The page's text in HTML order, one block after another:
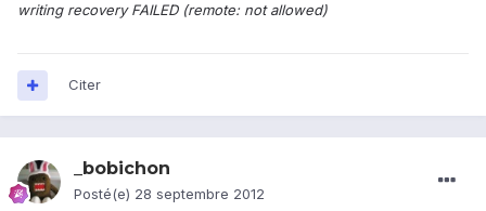
writing recovery FAILED (remote: not allowed)
Citer
_bobichon
Posté(e) 28 septembre 2012